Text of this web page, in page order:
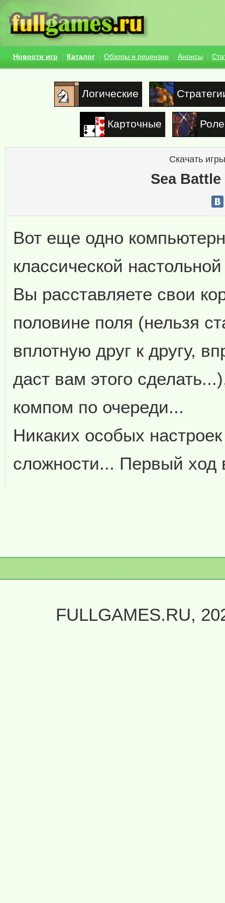
Новости игр Каталог Обзоры и рецензии Анонсы
Логические
Карточные
Скачать
Sea
Вот еще одно
классической
Вы расставляете свои
половине поля (нельзя
вплотную друг к другу,
даст вам этого
компом по очереди...
Никаких особых
сложности... Первый ход
FULLGAMES.RU,